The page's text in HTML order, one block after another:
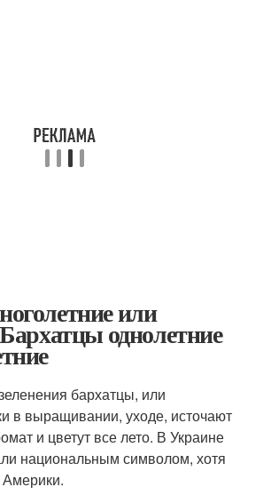
или
однолетние
бархатцы, или
в выращивании, уходе, источают
и цветут все лето. В Украине
национальным символом, хотя